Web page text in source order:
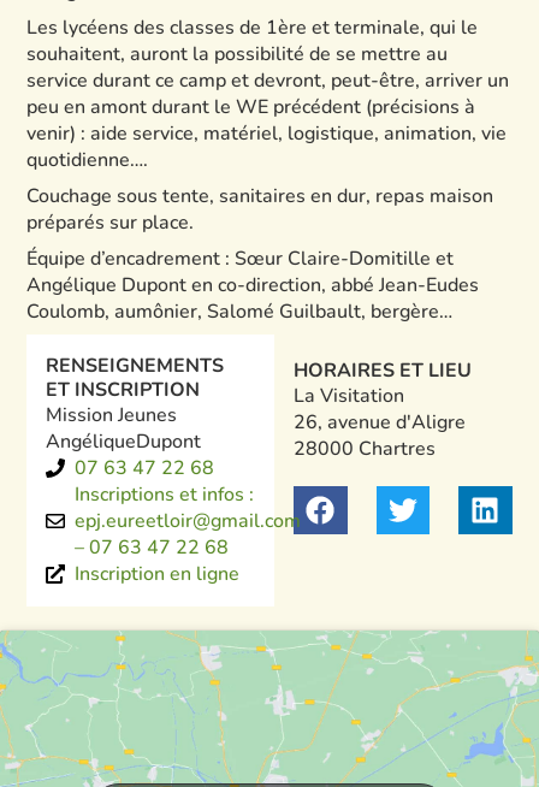
Les lycéens des classes de 1ère et terminale, qui le
souhaitent, auront la possibilité de se mettre au
service durant ce camp et devront, peut-être, arriver un
peu en amont durant le WE précédent (précisions à
venir) : aide service, matériel, logistique, animation, vie
quotidienne….
Couchage sous tente, sanitaires en dur, repas maison
préparés sur place.
Équipe d’encadrement : Sœur Claire-Domitille et
Angélique Dupont en co-direction, abbé Jean-Eudes
Coulomb, aumônier, Salomé Guilbault, bergère…
HORAIRES ET LIEU
La Visitation
26, avenue d'Aligre
28000 Chartres
RENSEIGNEMENTS
ET INSCRIPTION
Mission Jeunes
AngéliqueDupont
07 63 47 22 68
Inscriptions et infos :
epj.eureetloir@gmail.com
– 07 63 47 22 68
Inscription en ligne